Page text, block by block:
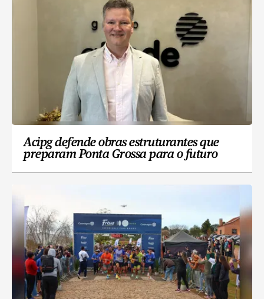
Acipg defende obras estruturantes que
preparam Ponta Grossa para o futuro